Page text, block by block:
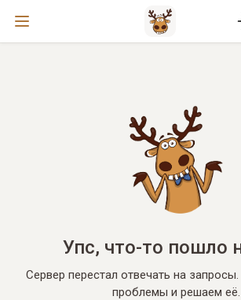
Упс, что-то пошло
Сервер перестал отвечать на
проблемы и решаем её.